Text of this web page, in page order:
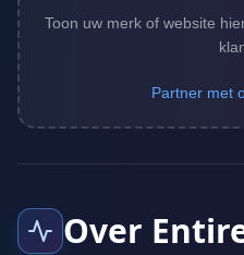
Toon uw merk of website
Partner met
Over